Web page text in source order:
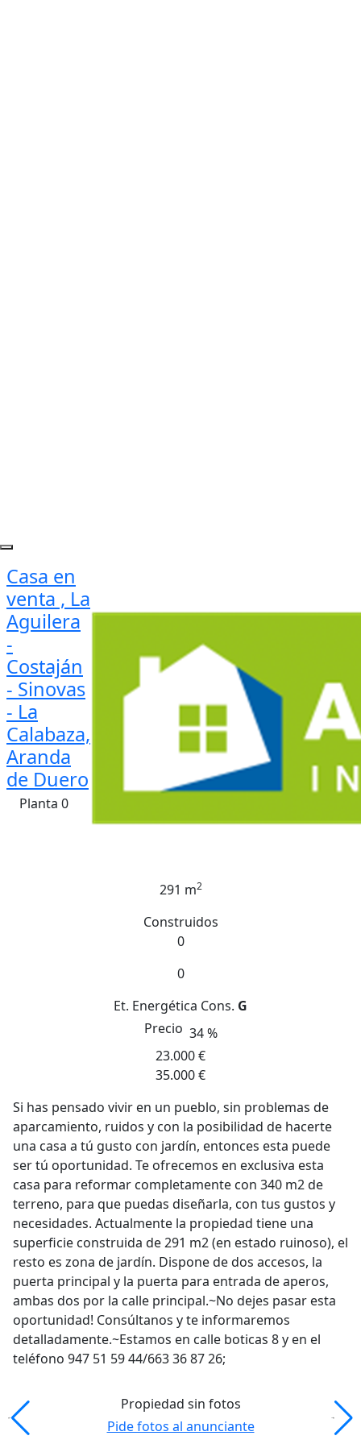
Casa en
venta , La
Aguilera
-
Costaján
- Sinovas
- La
Calabaza,
Aranda
de Duero
Planta 0
291 m2
Construidos
0
0
Et. Energética Cons. G
Precio 34 %
23.000 €
35.000 €
Si has pensado vivir en un pueblo, sin problemas de
aparcamiento, ruidos y con la posibilidad de hacerte
una casa a tú gusto con jardín, entonces esta puede
ser tú oportunidad. Te ofrecemos en exclusiva esta
casa para reformar completamente con 340 m2 de
terreno, para que puedas diseñarla, con tus gustos y
necesidades. Actualmente la propiedad tiene una
superficie construida de 291 m2 (en estado ruinoso), el
resto es zona de jardín. Dispone de dos accesos, la
puerta principal y la puerta para entrada de aperos,
ambas dos por la calle principal.~No dejes pasar esta
oportunidad! Consúltanos y te informaremos
detalladamente.~Estamos en calle boticas 8 y en el
teléfono 947 51 59 44/663 36 87 26;
Propiedad sin fotos
Pide fotos al anunciante